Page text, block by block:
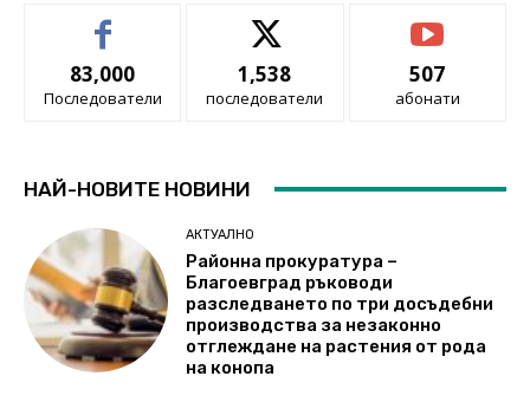
83,000
Последователи
1,538
последователи
507
абонати
НАЙ-НОВИТЕ НОВИНИ
АКТУАЛНО
Районна прокуратура –
Благоевград ръководи
разследването по три досъдебни
производства за незаконно
отглеждане на растения от рода
на конопа